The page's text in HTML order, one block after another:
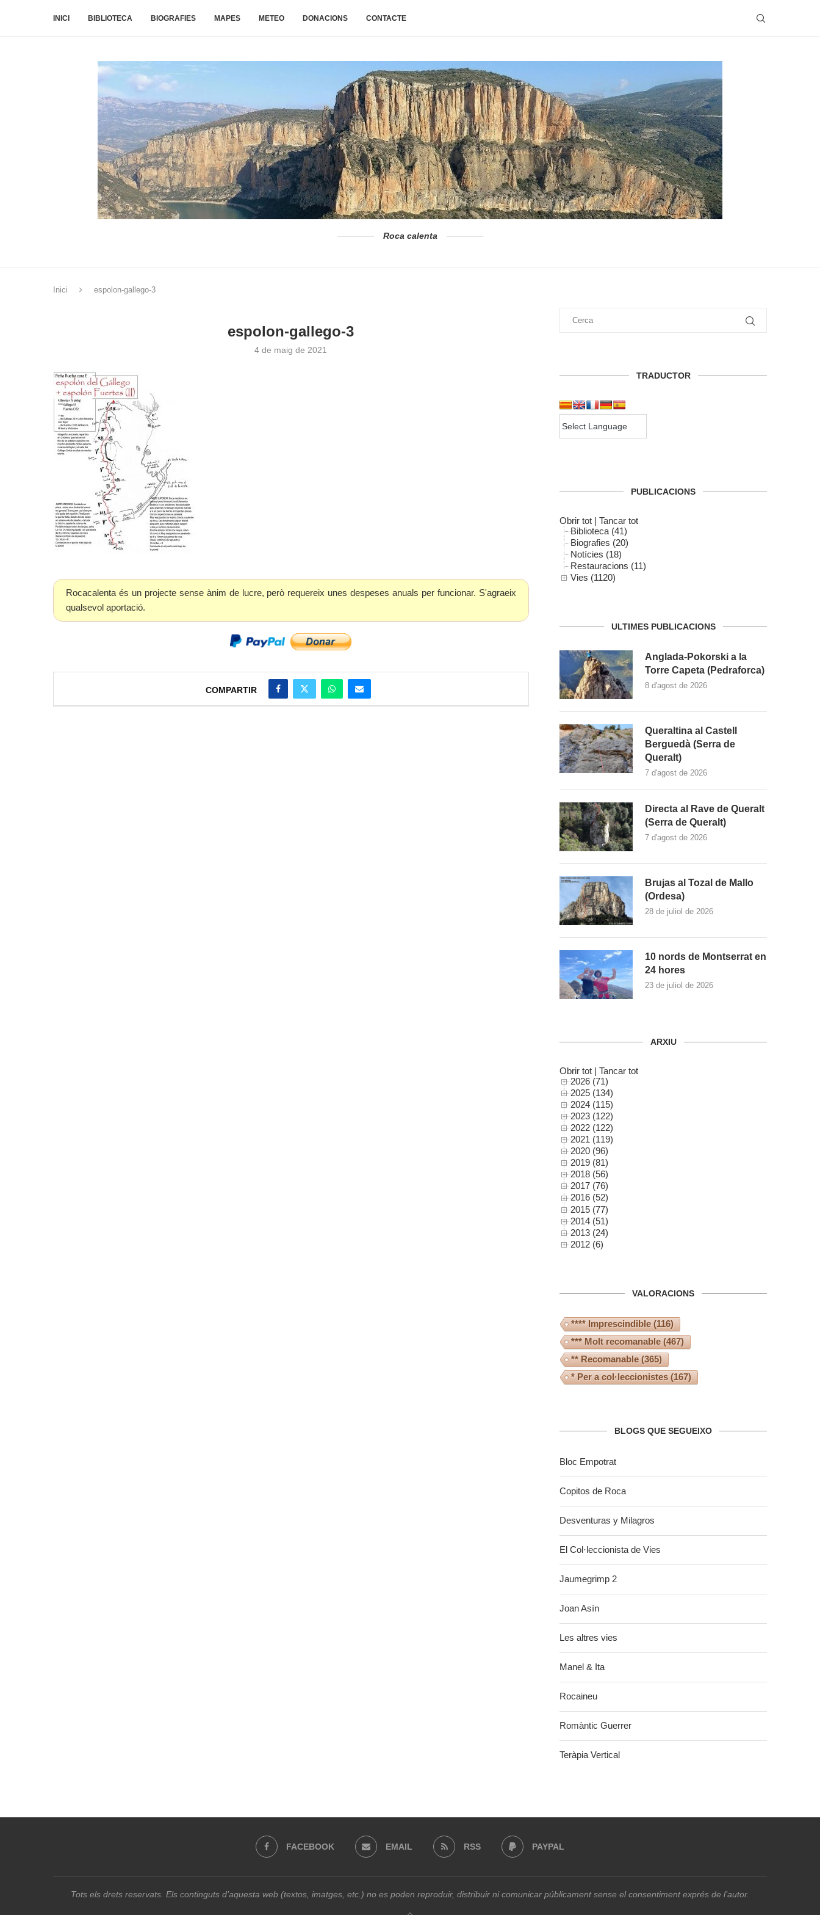
INICI BIBLIOTECA BIOGRAFIES MAPES METEO DONACIONS CONTACTE
Roca calenta
Inici espolon-gallego-3
espolon-gallego-3
4 de maig de 2021
Rocacalenta és un projecte sense ànim de lucre, però requereix unes despeses anuals per funcionar. S'agraeix
qualsevol aportació.
COMPARTIR
TRADUCTOR
PUBLICACIONS
Obrir tot | Tancar tot
Biblioteca (41)
Biografies (20)
Notícies (18)
Restauracions (11)
Vies (1120)
ULTIMES PUBLICACIONS
Anglada-Pokorski a la
Torre Capeta (Pedraforca)
8 d'agost de 2026
Queraltina al Castell
Berguedà (Serra de
Queralt)
7 d'agost de 2026
Directa al Rave de Queralt
(Serra de Queralt)
7 d'agost de 2026
Brujas al Tozal de Mallo
(Ordesa)
28 de juliol de 2026
10 nords de Montserrat en
24 hores
23 de juliol de 2026
ARXIU
Obrir tot | Tancar tot
2026 (71)
2025 (134)
2024 (115)
2023 (122)
2022 (122)
2021 (119)
2020 (96)
2019 (81)
2018 (56)
2017 (76)
2016 (52)
2015 (77)
2014 (51)
2013 (24)
2012 (6)
VALORACIONS
**** Imprescindible(116)
*** Molt recomanable(467)
** Recomanable(365)
* Per a col·leccionistes (167)
BLOGS QUE SEGUEIXO
Bloc Empotrat
Copitos de Roca
Desventuras y Milagros
El Col·leccionista de Vies
Jaumegrimp 2
Joan Asín
Les altres vies
Manel & Ita
Rocaineu
Romàntic Guerrer
Teràpia Vertical
FACEBOOK EMAIL RSS PAYPAL
Tots els drets reservats. Els continguts d’aquesta web (textos, imatges, etc.) no es poden reproduir, distribuir ni comunicar públicament sense el consentiment exprés de l’autor.